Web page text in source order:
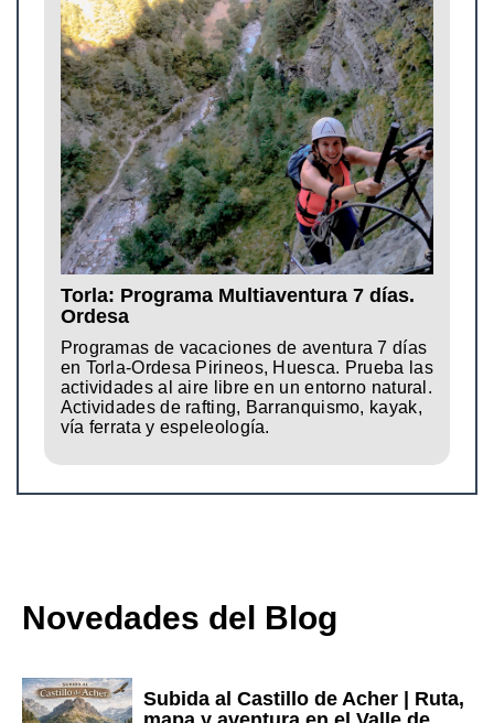
Torla: Programa Multiaventura 7 días.
Ordesa
Programas de vacaciones de aventura 7 días
en Torla-Ordesa Pirineos, Huesca. Prueba las
actividades al aire libre en un entorno natural.
Actividades de rafting, Barranquismo, kayak,
vía ferrata y espeleología.
Novedades del Blog
Subida al Castillo de Acher | Ruta,